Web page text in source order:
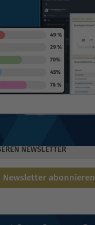
NEWSLETTER
Newsletter abonnieren